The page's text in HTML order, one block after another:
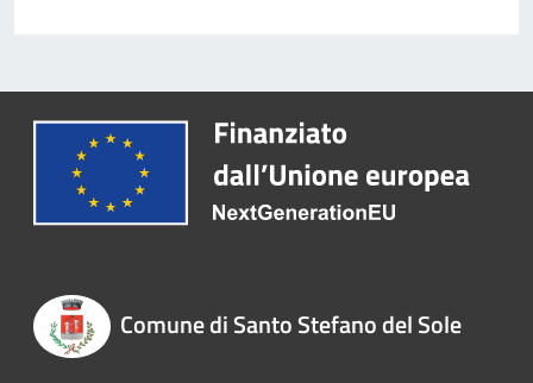
Comune di Santo Stefano del Sole